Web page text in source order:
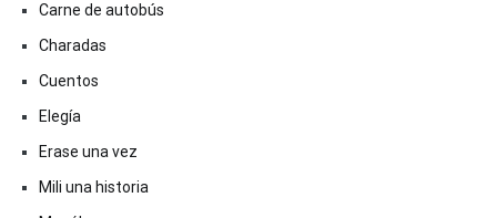
Carne de autobús
Charadas
Cuentos
Elegía
Erase una vez
Mili una historia